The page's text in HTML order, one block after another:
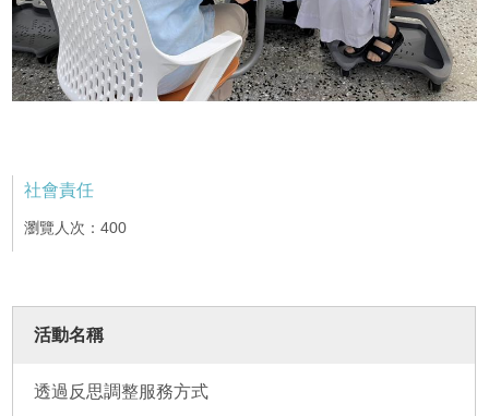
社會責任
瀏覽人次：400
活動名稱
透過反思調整服務方式